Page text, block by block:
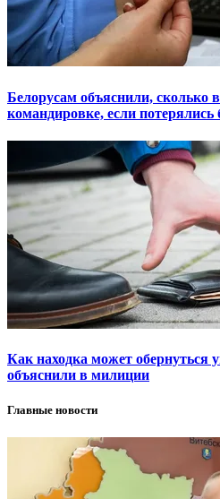
Белорусам объяснили, сколько
командировке, если потерялись
Как находка может обернуться
объяснили в милиции
Главные новости